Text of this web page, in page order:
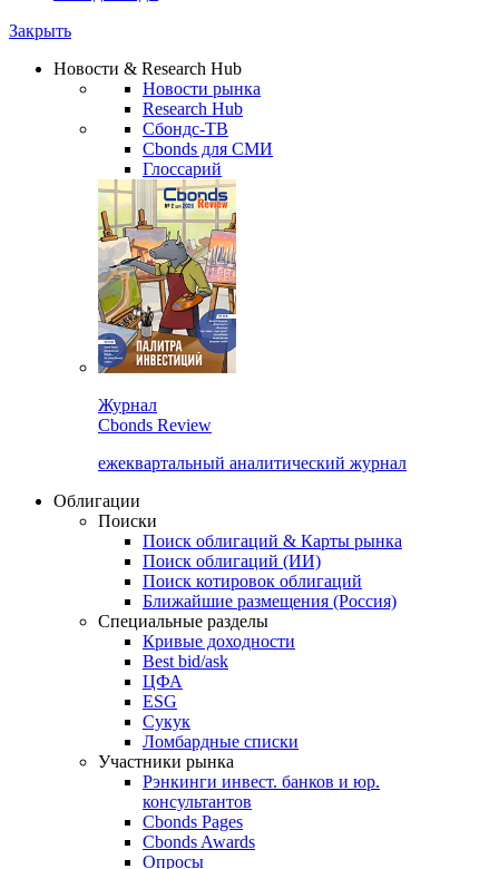
Watchlist
Сбондс Люди
Новости & Research Hub
Новости рынка
Research Hub
Сбондс-ТВ
Cbonds для СМИ
Глоссарий
Cbonds Review
ежеквартальный аналитический журнал
Облигации
Поиски
Поиск облигаций & Карты рынка
Поиск облигаций (ИИ)
Поиск котировок облигаций
Ближайшие размещения (Россия)
Специальные разделы
Кривые доходности
Best bid/ask
ЦФА
ESG
Сукук
Ломбардные списки
Участники рынка
Рэнкинги инвест. банков и юр.